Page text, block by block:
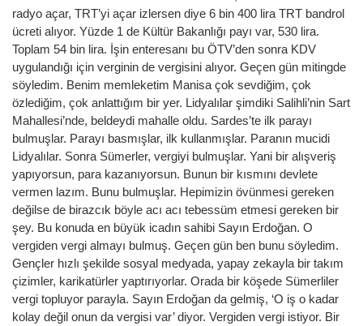
radyo açar, TRT’yi açar izlersen diye 6 bin 400 lira TRT bandrol
ücreti alıyor. Yüzde 1 de Kültür Bakanlığı payı var, 530 lira.
Toplam 54 bin lira. İşin enteresanı bu ÖTV’den sonra KDV
uygulandığı için verginin de vergisini alıyor. Geçen gün mitingde
söyledim. Benim memleketim Manisa çok sevdiğim, çok
özlediğim, çok anlattığım bir yer. Lidyalılar şimdiki Salihli’nin Sart
Mahallesi’nde, beldeydi mahalle oldu. Sardes’te ilk parayı
bulmuşlar. Parayı basmışlar, ilk kullanmışlar. Paranın mucidi
Lidyalılar. Sonra Sümerler, vergiyi bulmuşlar. Yani bir alışveriş
yapıyorsun, para kazanıyorsun. Bunun bir kısmını devlete
vermen lazım. Bunu bulmuşlar. Hepimizin övünmesi gereken
değilse de birazcık böyle acı acı tebessüm etmesi gereken bir
şey. Bu konuda en büyük icadın sahibi Sayın Erdoğan. O
vergiden vergi almayı bulmuş. Geçen gün ben bunu söyledim.
Gençler hızlı şekilde sosyal medyada, yapay zekayla bir takım
çizimler, karikatürler yaptırıyorlar. Orada bir köşede Sümerliler
vergi topluyor parayla. Sayın Erdoğan da gelmiş, ‘O iş o kadar
kolay değil onun da vergisi var’ diyor. Vergiden vergi istiyor. Bir